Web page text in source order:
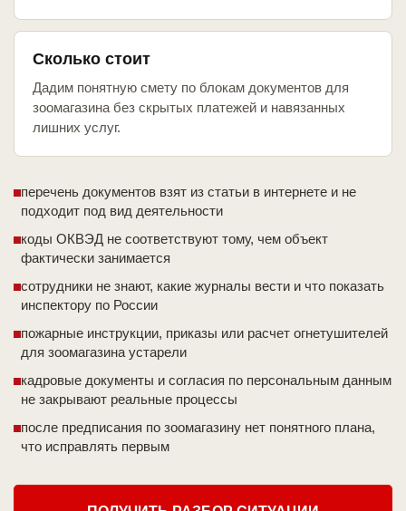
Сколько стоит
Дадим понятную смету по блокам документов для
зоомагазина без скрытых платежей и навязанных
лишних услуг.
перечень документов взят из статьи в интернете и не
подходит под вид деятельности
коды ОКВЭД не соответствуют тому, чем объект
фактически занимается
сотрудники не знают, какие журналы вести и что показать
инспектору по России
пожарные инструкции, приказы или расчет огнетушителей
для зоомагазина устарели
кадровые документы и согласия по персональным данным
не закрывают реальные процессы
после предписания по зоомагазину нет понятного плана,
что исправлять первым